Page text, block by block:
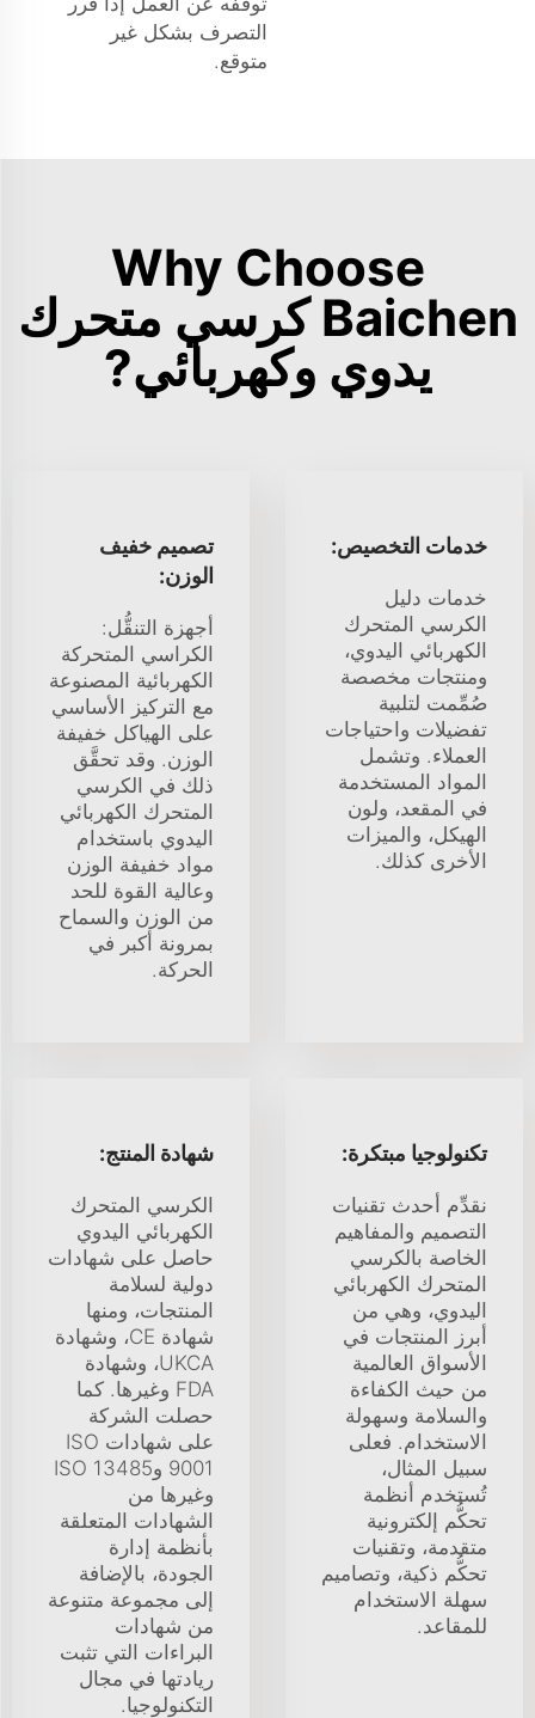
التصرف بشكل غير
متوقع.
Why Choose
Baichen كرسي متحرك
يدوي وكهربائي?
خدمات التخصيص:
خدمات دليل
الكرسي المتحرك
الكهربائي اليدوي،
ومنتجات مخصصة
صُمِّمت لتلبية
تفضيلات واحتياجات
العملاء. وتشمل
المواد المستخدمة
في المقعد، ولون
الهيكل، والميزات
الأخرى كذلك.
تصميم خفيف
الوزن:
أجهزة التنقُّل:
الكراسي المتحركة
الكهربائية المصنوعة
مع التركيز الأساسي
على الهياكل خفيفة
الوزن. وقد تحقَّق
ذلك في الكرسي
المتحرك الكهربائي
اليدوي باستخدام
مواد خفيفة الوزن
وعالية القوة للحد
من الوزن والسماح
بمرونة أكبر في
الحركة.
تكنولوجيا مبتكرة:
نقدِّم أحدث تقنيات
التصميم والمفاهيم
الخاصة بالكرسي
المتحرك الكهربائي
اليدوي، وهي من
أبرز المنتجات في
الأسواق العالمية
من حيث الكفاءة
والسلامة وسهولة
الاستخدام. فعلى
سبيل المثال،
تُستخدم أنظمة
تحكُّم إلكترونية
متقدمة، وتقنيات
تحكُّم ذكية، وتصاميم
سهلة الاستخدام
للمقاعد.
شهادة المنتج:
الكرسي المتحرك
الكهربائي اليدوي
حاصل على شهادات
دولية لسلامة
المنتجات، ومنها
شهادة CE، وشهادة
UKCA، وشهادة
FDA وغيرها. كما
حصلت الشركة
على شهادات ISO
9001 وISO 13485
وغيرها من
الشهادات المتعلقة
بأنظمة إدارة
الجودة، بالإضافة
إلى مجموعة متنوعة
من شهادات
البراءات التي تثبت
ريادتها في مجال
التكنولوجيا.